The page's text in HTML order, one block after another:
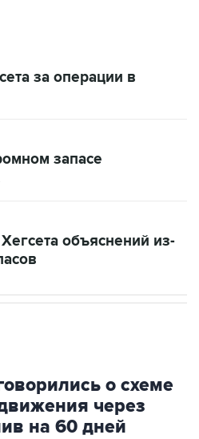
за операции в
запасе
объяснений из-
о схеме
через
на 60 дней